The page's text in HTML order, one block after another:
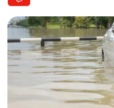
10
2332 1 22